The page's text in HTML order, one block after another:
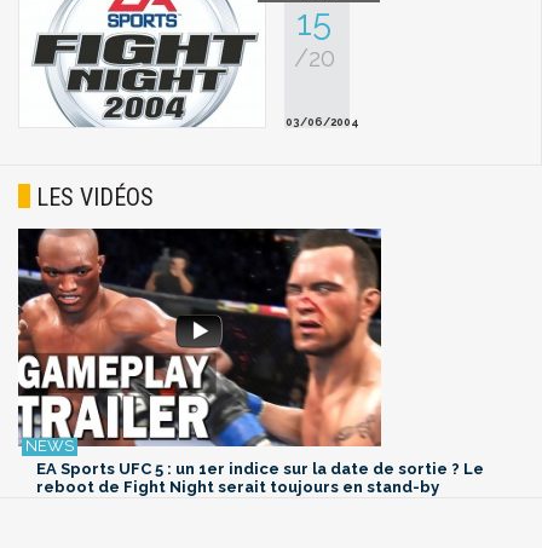
15
/20
03/06/2004
LES VIDÉOS
EA Sports UFC 5 : un 1er indice sur la date de sortie ? Le
reboot de Fight Night serait toujours en stand-by